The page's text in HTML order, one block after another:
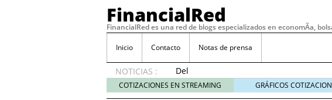
FinancialRed
FinancialRed es una red de blogs especializados en economÃ­a,
Inicio Contacto Notas de prensa
NOTICIAS :
Del
depósito
a la
COTIZACIONES EN STREAMING GRÁFICOS